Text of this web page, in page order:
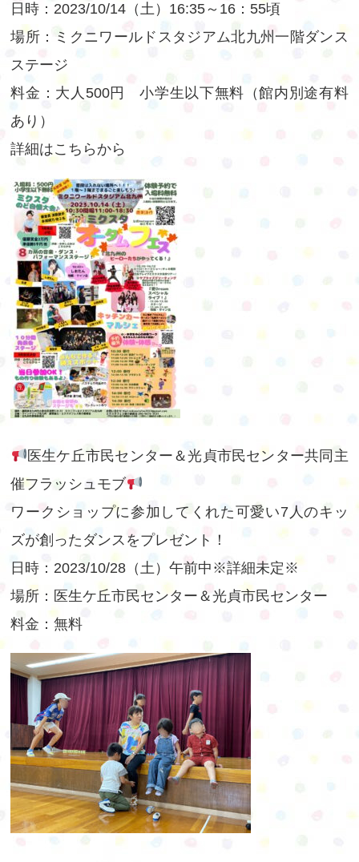
日時：2023/10/14（土）16:35～16：55頃
場所：ミクニワールドスタジアム北九州一階ダンス
ステージ
料金：大人500円 小学生以下無料（館内別途有料
あり）
詳細はこちらから
医生ケ丘市民センター＆光貞市民センター共同主
催フラッシュモブ
ワークショップに参加してくれた可愛い7人のキッ
ズが創ったダンスをプレゼント！
日時：2023/10/28（土）午前中※詳細未定※
場所：医生ケ丘市民センター＆光貞市民センター
料金：無料